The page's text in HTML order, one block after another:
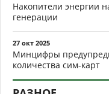
Накопители энергии
генерации
27 окт 2025
Минцифры
количества сим-карт